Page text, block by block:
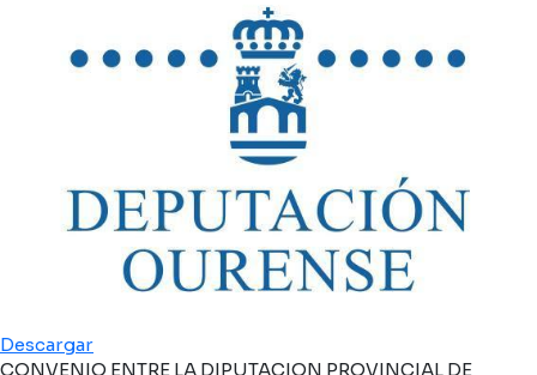
Descargar
CONVENIO ENTRE LA DIPUTACION PROVINCIAL DE